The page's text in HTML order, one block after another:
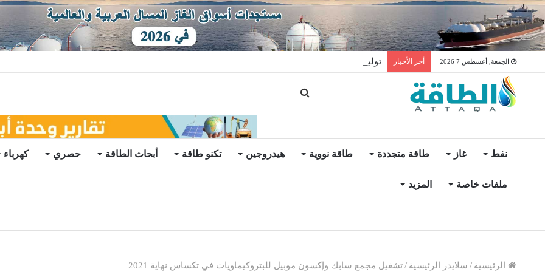
الجمعة, أغسطس 7 2026 أخر الأخبار توليد الكهرباء بالغاز في الإمارات يرتفع للعام الثاني
نفط غاز طاقة متجددة طاقة نووية هيدروجين تكنو طاقة أبحاث الطاقة حصري كهرباء
ملفات خاصة المزيد
الرئيسية / سلايدر الرئيسية /تشغيل مجمع سابك وإكسون موبيل للبتروكيماويات في تكساس نهاية 2021